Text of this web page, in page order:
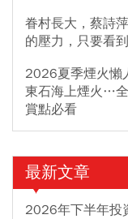
眷村長大，蔡詩
的壓力，只要看
2026夏季煙火懶
東石海上煙火…
賞點必看
最新文章
2026年下半年投